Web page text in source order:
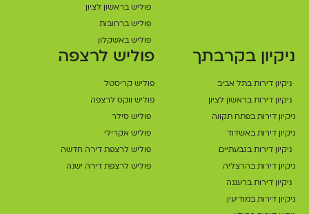
פוליש בראשון לציון
פוליש ברחובות
פוליש באשקלון
ניקיון בקרבתך
ניקיון דירות בתל אביב
ניקיון דירות בראשון לציון
ניקיון דירות בפתח תקווה
ניקיון דירות באשדוד
ניקיון דירות בגבעתיים
ניקיון דירות בהרצליה
ניקיון דירות ברעננה
ניקיון דירות במודיעין
פוליש לרצפה
פוליש קריסטל
פוליש ווקס לרצפה
פוליש סילר
פוליש אקרילי
פוליש לרצפת דירה חדשה
פוליש לרצפת דירה ישנה